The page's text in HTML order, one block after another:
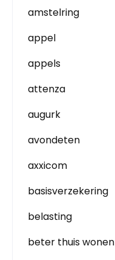
amstelring
appel
appels
attenza
augurk
avondeten
axxicom
basisverzekering
belasting
beter thuis wonen